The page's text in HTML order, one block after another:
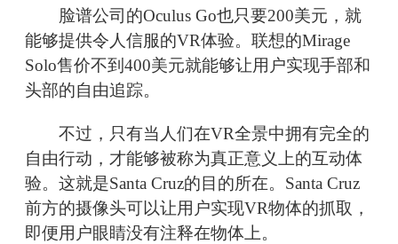
脸谱公司的Oculus Go也只要200美元，就
能够提供令人信服的VR体验。联想的Mirage
Solo售价不到400美元就能够让用户实现手部和
头部的自由追踪。
不过，只有当人们在VR全景中拥有完全的
自由行动，才能够被称为真正意义上的互动体
验。这就是Santa Cruz的目的所在。Santa Cruz
前方的摄像头可以让用户实现VR物体的抓取，
即便用户眼睛没有注释在物体上。